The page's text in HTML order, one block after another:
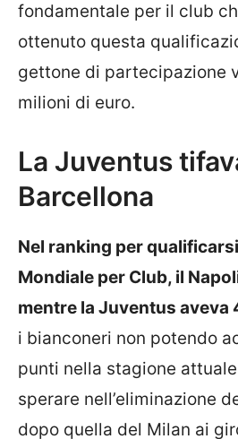
fondamentale per il club
ottenuto questa
gettone di partecipazione
milioni di euro.
La Juventus
Barcellona
Nel ranking per
Mondiale per Club, il
mentre la Juventus aveva
i bianconeri non potendo
punti nella stagione
sperare nell’eliminazione
dopo quella del Milan ai